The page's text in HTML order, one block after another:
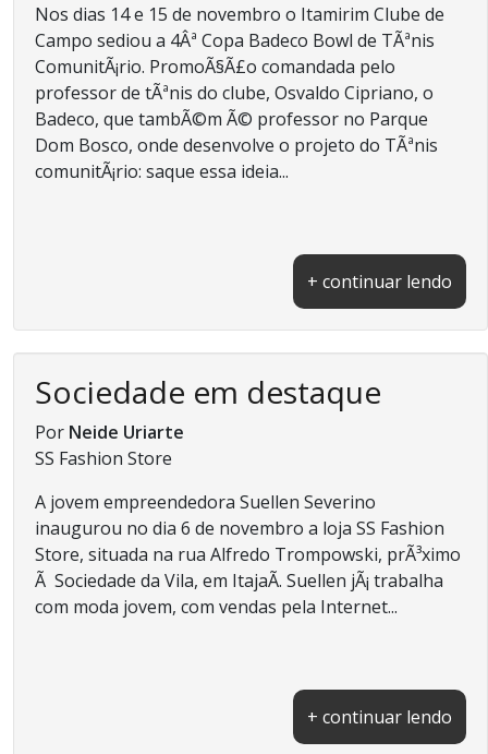
Nos dias 14 e 15 de novembro o Itamirim Clube de
Campo sediou a 4Âª Copa Badeco Bowl de TÃªnis
ComunitÃ¡rio. PromoÃ§Ã£o comandada pelo
professor de tÃªnis do clube, Osvaldo Cipriano, o
Badeco, que tambÃ©m Ã© professor no Parque
Dom Bosco, onde desenvolve o projeto do TÃªnis
comunitÃ¡rio: saque essa ideia...
+ continuar lendo
Sociedade em destaque
Por Neide Uriarte
SS Fashion Store
A jovem empreendedora Suellen Severino
inaugurou no dia 6 de novembro a loja SS Fashion
Store, situada na rua Alfredo Trompowski, prÃ³ximo
Ã Sociedade da Vila, em ItajaÃ­. Suellen jÃ¡ trabalha
com moda jovem, com vendas pela Internet...
+ continuar lendo